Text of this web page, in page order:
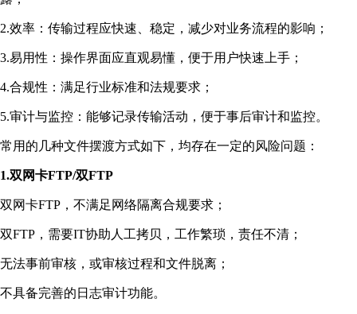
2.效率：传输过程应快速、稳定，减少对业务流程的影响；
3.易用性：操作界面应直观易懂，便于用户快速上手；
4.合规性：满足行业标准和法规要求；
5.审计与监控：能够记录传输活动，便于事后审计和监控。
常用的几种文件摆渡方式如下，均存在一定的风险问题：
1.双网卡FTP/双FTP
双网卡FTP，不满足网络隔离合规要求；
双FTP，需要IT协助人工拷贝，工作繁琐，责任不清；
无法事前审核，或审核过程和文件脱离；
不具备完善的日志审计功能。